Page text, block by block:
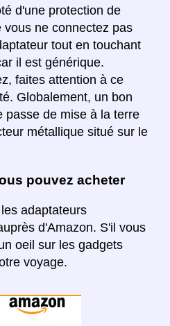
d'une protection de
ne connectez pas
tout en touchant
il est générique.
faites attention à ce
Globalement, un bon
passe de mise à la terre
métallique situé sur le
pouvez acheter
adaptateurs
d'Amazon. S'il vous
oeil sur les gadgets
voyage.